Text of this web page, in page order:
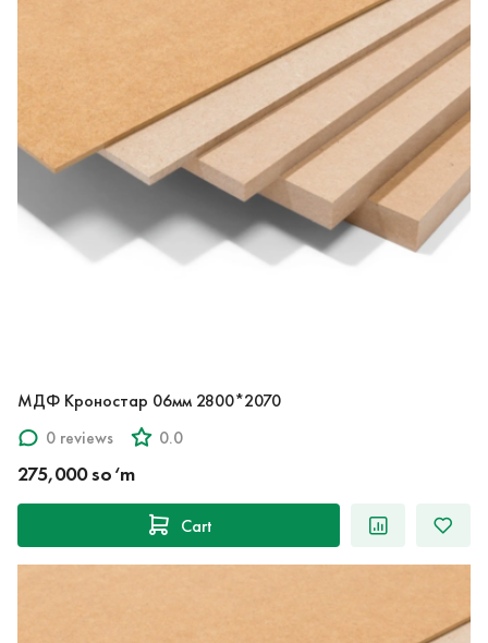
МДФ Кроностар 06мм 2800*2070
0 reviews
0.0
275,000 so‘m
Cart